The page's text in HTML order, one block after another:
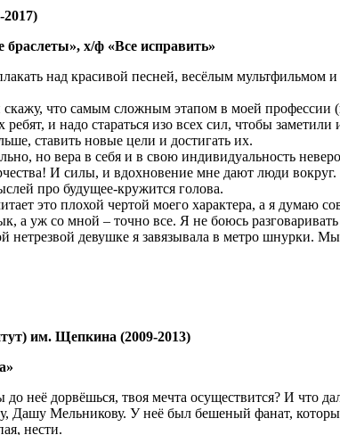
х/ф «Все исправить»
над красивой песней, весёлым
скажу, что самым сложным этапом в моей
и надо стараться изо всех сил, чтобы
ставить новые цели и достигать их.
но вера в себя и в свою индивидуальность
И силы, и вдохновение мне дают люди
про будущее-кружится голова.
это плохой чертой моего характера, а я думаю
а уж со мной – точно все. Я не боюсь
девушке я завязывала в метро шнурки.
им. Щепкина (2009-2013)
неё дорвёшься, твоя мечта осуществится? И что
Дашу Мельникову. У неё был бешеный фанат,
нести.